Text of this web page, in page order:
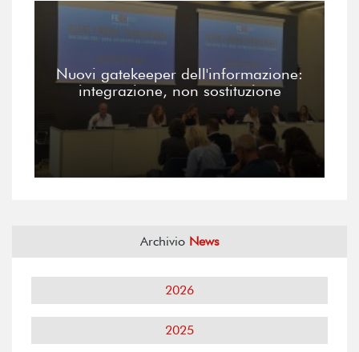
Nuovi gatekeeper dell'informazione:
integrazione, non sostituzione
Archivio News
2026
2025